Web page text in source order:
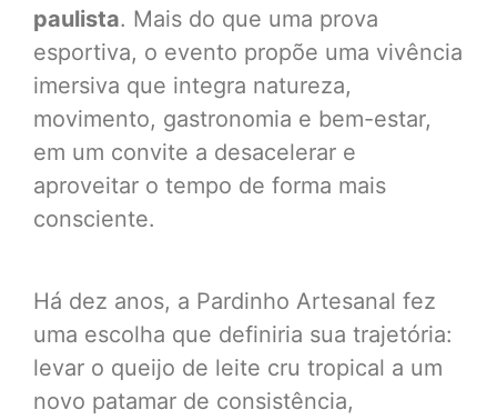
paulista. Mais do que uma prova
esportiva, o evento propõe uma vivência
imersiva que integra natureza,
movimento, gastronomia e bem-estar,
em um convite a desacelerar e
aproveitar o tempo de forma mais
consciente.
Há dez anos, a Pardinho Artesanal fez
uma escolha que definiria sua trajetória:
levar o queijo de leite cru tropical a um
novo patamar de consistência,